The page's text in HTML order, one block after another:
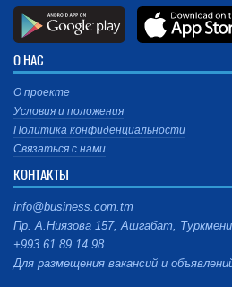
О НАС
О проекте
Условия и положения
Политика конфиденциальности
Связаться с нами
КОНТАКТЫ
info@business.com.tm
Пр. А.Ниязова 157, Ашгабат,
+993 61 89 14 98
Для размещения вакансий и